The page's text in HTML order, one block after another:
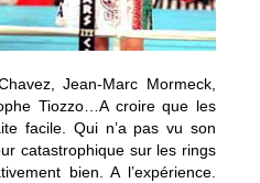
Jean-Marc Mormeck,
Tiozzo…A croire que les
facile. Qui n’a pas vu son
catastrophique sur les rings
bien. A l’expérience.